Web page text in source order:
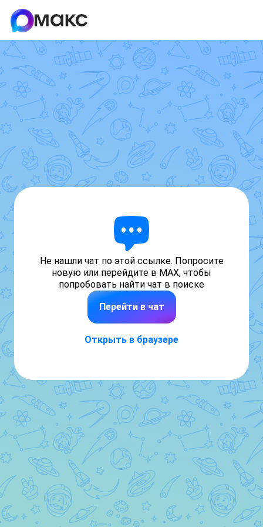
Не нашли чат по этой ссылке. Попросите
новую или перейдите в MAX, чтобы
попробовать найти чат в поиске
Перейти в чат
Открыть в браузере